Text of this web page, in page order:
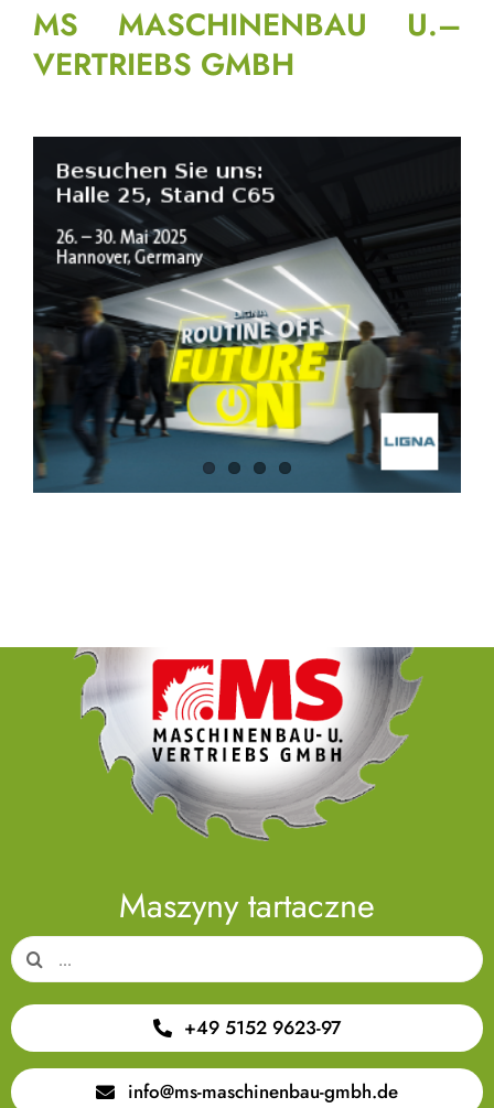
MS MASCHINENBAU U.–
VERTRIEBS GMBH
Maszyny tartaczne
Search
for:
+49 5152 9623-97
info@ms-maschinenbau-gmbh.de